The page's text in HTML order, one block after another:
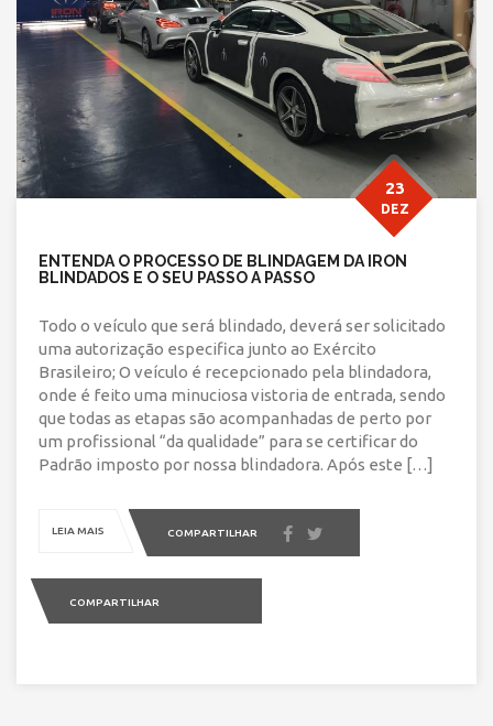
ENTENDA O PROCESSO DE BLINDAGEM DA IRON
BLINDADOS E O SEU PASSO A PASSO
23
DEZ
Todo o veículo que será blindado, deverá ser solicitado
uma autorização especifica junto ao Exército
Brasileiro; O veículo é recepcionado pela blindadora,
onde é feito uma minuciosa vistoria de entrada, sendo
que todas as etapas são acompanhadas de perto por
um profissional “da qualidade” para se certificar do
Padrão imposto por nossa blindadora. Após este […]
LEIA MAIS COMPARTILHAR
COMPARTILHAR